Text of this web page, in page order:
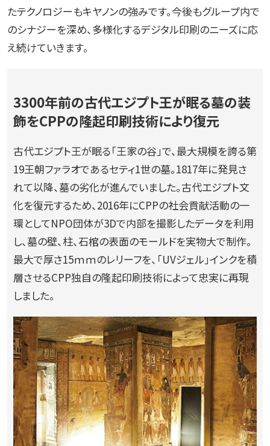
たテクノロジーもキヤノンの強みです。今後もグループ内で
のシナジーを深め、多様化するデジタル印刷のニーズに応
え続けていきます。
3300年前の古代エジプト王が眠る墓の装
飾をCPPの隆起印刷技術により復元
古代エジプト王が眠る「王家の谷」で、最大規模を誇る第
19王朝ファラオであるセティ1世の墓。1817年に発見さ
れて以降、墓の劣化が進んでいました。古代エジプト文
化を復元するため、2016年にCPPの社会貢献活動の一
環としてNPO団体が3Dで内部を撮影したデータを利用
し、墓の壁、柱、石棺の表面のモールドを実物大で制作。
最大で厚さ15ｍｍのレリーフを、「UVジェル」インクを積
層させるCPP独自の隆起印刷技術によって忠実に再現
しました。